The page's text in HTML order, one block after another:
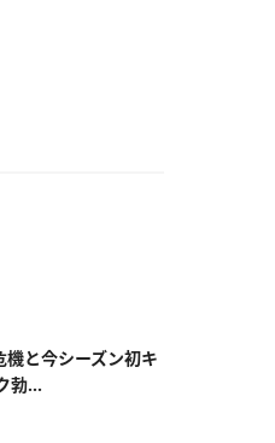
機と今シーズン初キ
勃...